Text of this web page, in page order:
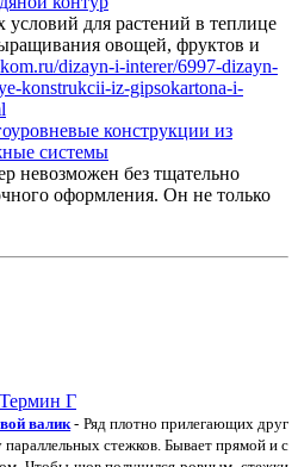
для растений в теплице
овощей, фруктов и
конструкции из
системы
невозможен без тщательно
оформления. Он не только
Термин Г
валик - Ряд плотно прилегающих друг
параллельных стежков. Бывает прямой и с